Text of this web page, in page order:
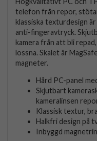
telefon från repor,
klassiska texturdesign
anti-fingeravtryck.
kamera från att bli
lossna. Skalet är
magneter.
Hård PC-panel
Skjutbart
kameralinsen
Klassisk textur,
Halkfri design på
Inbyggd